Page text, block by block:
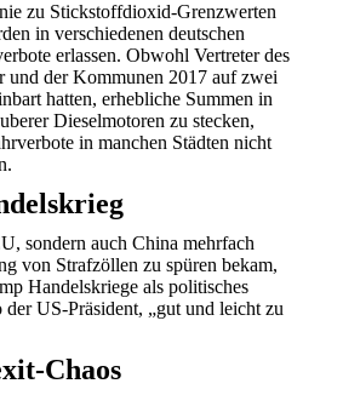
zu Stickstoffdioxid-Grenzwerten
in verschiedenen deutschen
erlassen. Obwohl Vertreter des
und der Kommunen 2017 auf zwei
hatten, erhebliche Summen in
Dieselmotoren zu stecken,
in manchen Städten nicht
sondern auch China mehrfach
von Strafzöllen zu spüren bekam,
Handelskriege als politisches
der US-Präsident, „gut und leicht zu
Chaos